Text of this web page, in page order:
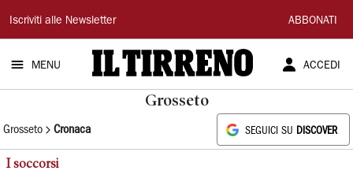
Il
Tirreno
Iscriviti alle Newsletter ABBONATI
MENU ACCEDI
Grosseto
Grosseto Cronaca SEGUICI SU DISCOVER
I soccorsi